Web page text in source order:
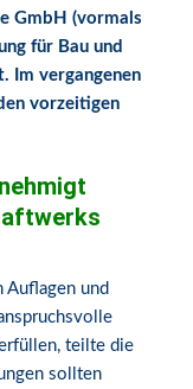
GmbH (vormals
für Bau und
Im vergangenen
vorzeitigen
Auflagen und
teilte die
sollten